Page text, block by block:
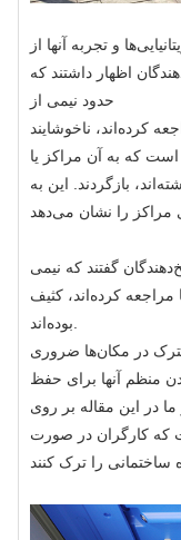
و تجربه آنها از
اظهار داشتند که
کرده‌اند، ناخوشایند
بعید است که به آن مراکز یا
بازگردند. این به
از کل پاسخ‌دهندگان گفتند که نیمی
مراجعه کرده‌اند، کثیف
در مکان‌ها ضروری
منظم آنها برای حفظ
در این مقاله بر روی
که کارگران در صورت